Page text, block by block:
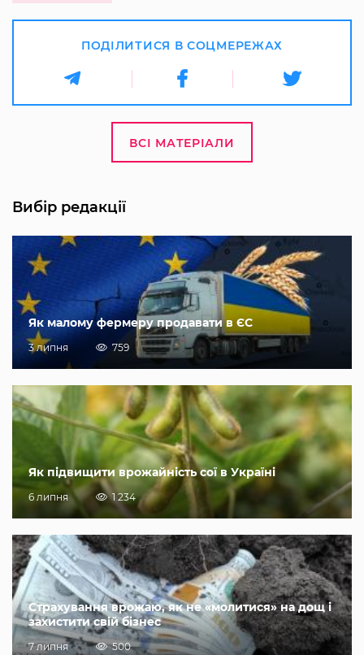
ПОДІЛИТИСЯ В СОЦМЕРЕЖАХ
ВСІ МАТЕРІАЛИ
Вибір редакції
Як малому фермеру продавати в ЄС
3 липня 759
Як підвищити врожайність сої в Україні
6 липня 1 234
Страхування врожаю, як не «молитися» на дощ і
захистити свій бізнес
7 липня 500